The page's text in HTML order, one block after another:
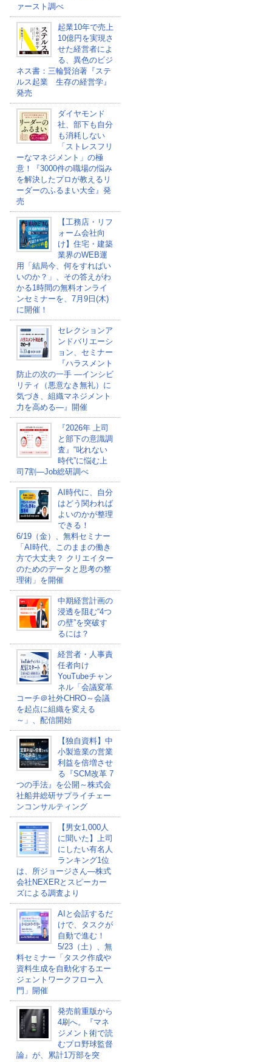
ァースト調べ
起業10年で売上
10億円を実現さ
せた経営者によ
る、異色のビジ
ネス書：三輪賢治著『ステ
ルス起業 生存の経営学』
発売
ダイヤモンド
社、部下も自分
も消耗しない
「ストレスフリ
ーなマネジメント」の極
意！『3000件の職場の悩み
を解決したプロが教えるリ
ーダーのふるまい大全』発
売
【工務店・リフ
ォーム会社向
け】住宅・建築
業界のWEB運
用「結局今、何をすればい
いのか？」、その答えがわ
かる1時間の無料オンライ
ンセミナーを、7月9日(木)
に開催！
セレクションア
ンドバリエーシ
ョン、セミナー
『ハラスメント
防止の次の一手 ―インシビ
リティ（悪意なき無礼）に
気づき、組織マネジメント
力を高める―』開催
『2026年 上司
と部下の意識調
査』“叱れない
時代”に悩む上
司7割―Job総研調べ
AI時代に、自分
はどう関われば
よいのかが整理
できる！
6/19（金）、無料セミナー
「AI時代、このままの働き
方で大丈夫？ クリエイター
のためのデータと思考の整
理術」を開催
中期経営計画の
浸透を阻む“4つ
の壁”を突破す
るには？
経営者・人事責
任者向け
YouTubeチャン
ネル「会議変革
コーチ＠社外CHRO～会議
を起点に組織を変える
～」、配信開始
【独自資料】中
小製造業の営業
利益を倍増させ
る『SCM改革 7
つの手法』を公開～株式会
社船井総研サプライチェー
ンコンサルティング
【男女1,000人
に聞いた】上司
にしたい有名人
ランキング1位
は、所ジョージさん―株式
会社NEXERとスピーカー
ズによる調査より
AIと会話するだ
けで、タスクが
自動で進む！
5/23（土）、無
料セミナー「タスク作成や
資料生成を自動化するエー
ジェントワークフロー入
門」開催
発売前重版から
4刷へ。『マネ
ジメント術で読
むプロ野球監督
論』が、累計1万部を突